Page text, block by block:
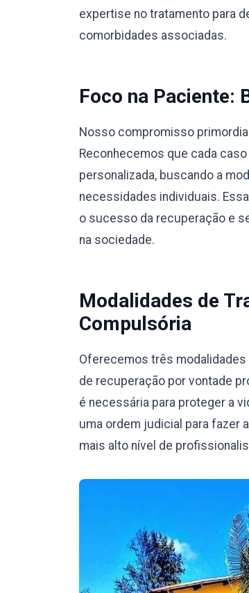
expertise no tratamento para
comorbidades associadas.
Foco na Paciente:
Nosso compromisso
Reconhecemos que cada
personalizada, buscando a
necessidades individuais.
o sucesso da recuperação e
na sociedade.
Modalidades de
Compulsória
Oferecemos três
de recuperação por vontade
é necessária para proteger a
uma ordem judicial para fazer
mais alto nível de